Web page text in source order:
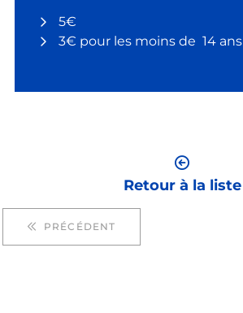
5€
3€ pour les moins de 14 ans
PRÉCÉDENT
Retour à la liste